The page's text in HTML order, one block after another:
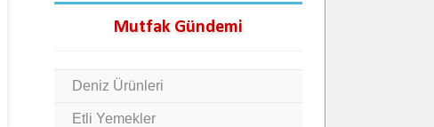
Mutfak Gündemi
Deniz Ürünleri
Etli Yemekler